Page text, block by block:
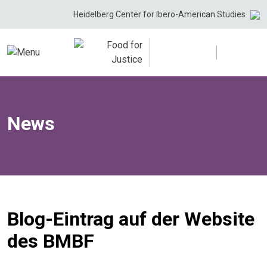
Heidelberg Center for Ibero-American Studies
News
Blog-Eintrag auf der Website
des BMBF